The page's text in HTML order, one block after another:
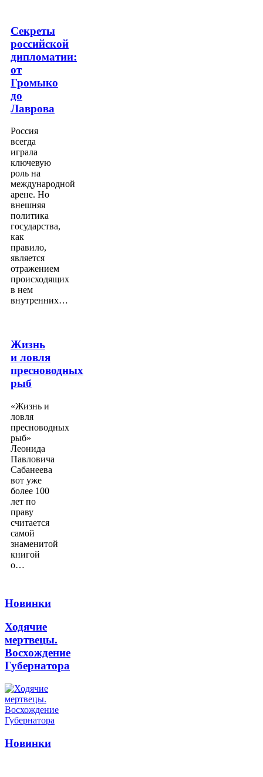
Секреты
российской
дипломатии:
от
Громыко
до
Лаврова
Россия
всегда
играла
ключевую
роль на
международной
арене. Но
внешняя
политика
государства,
как
правило,
является
отражением
происходящих
в нем
внутренних…
Жизнь
и ловля
пресноводных
рыб
«Жизнь и
ловля
пресноводных
рыб»
Леонида
Павловича
Сабанеева
вот уже
более 100
лет по
праву
считается
самой
знаменитой
книгой
о…
Новинки
Ходячие
мертвецы.
Восхождение
Губернатора
Новинки